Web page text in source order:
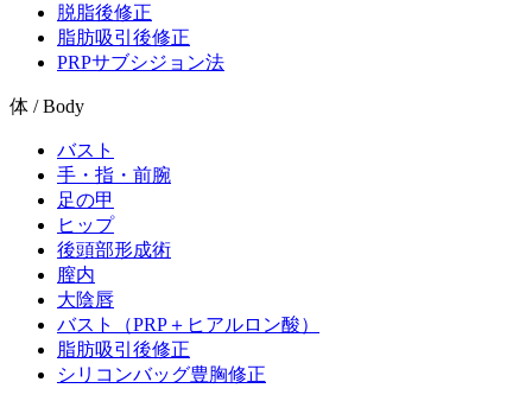
脱脂後修正
脂肪吸引後修正
PRPサブシジョン法
体 / Body
バスト
手・指・前腕
足の甲
ヒップ
後頭部形成術
膣内
大陰唇
バスト（PRP＋ヒアルロン酸）
脂肪吸引後修正
シリコンバッグ豊胸修正